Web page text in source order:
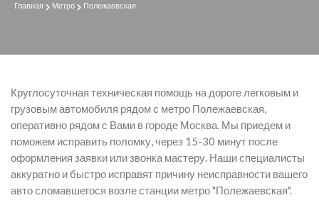
Главная Метро Полежаевская
Круглосуточная техническая помощь на дороге легковым и
грузовым автомобиля рядом с метро Полежаевская,
оперативно рядом с Вами в городе Москва. Мы приедем и
поможем исправить поломку, через 15-30 минут после
оформления заявки или звонка мастеру. Наши специалисты
аккуратно и быстро исправят причину неисправности вашего
авто сломавшегося возле станции метро "Полежаевская".